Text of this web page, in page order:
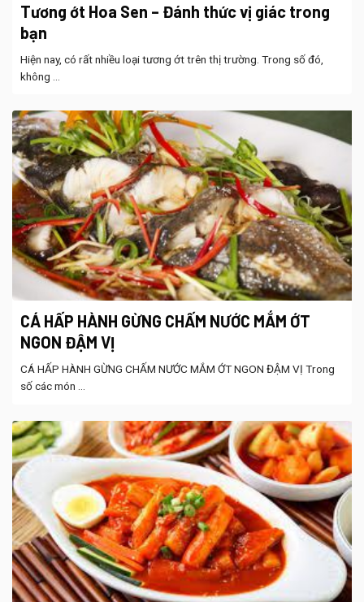
Tương ớt Hoa Sen – Đánh thức vị giác trong
bạn
Hiện nay, có rất nhiều loại tương ớt trên thị trường. Trong số đó,
không ...
CÁ HẤP HÀNH GỪNG CHẤM NƯỚC MẮM ỚT
NGON ĐẬM VỊ
CÁ HẤP HÀNH GỪNG CHẤM NƯỚC MẮM ỚT NGON ĐẬM VỊ Trong
số các món ...